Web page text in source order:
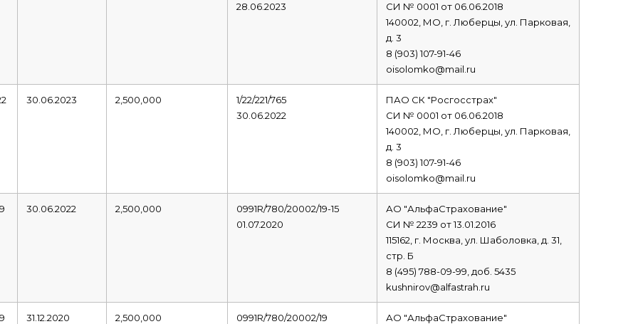
28.06.2023
СИ № 0001 от 06.06.2018
140002, МО, г. Люберцы, ул. Парковая,
д. 3
8 (903) 107-91-46
oisolomko@mail.ru
30.06.2023 2,500,000
1/22/221/765
30.06.2022
ПАО СК "Росгосстрах"
СИ № 0001 от 06.06.2018
140002, МО, г. Люберцы, ул. Парковая,
д. 3
8 (903) 107-91-46
oisolomko@mail.ru
30.06.2022 2,500,000
0991R/780/20002/19-15
01.07.2020
АО "АльфаСтрахование"
СИ № 2239 от 13.01.2016
115162, г. Москва, ул. Шаболовка, д. 31,
стр. Б
8 (495) 788-09-99, доб. 5435
kushnirov@alfastrah.ru
31.12.2020 2,500,000 0991R/780/20002/19 АО "АльфаСтрахование"